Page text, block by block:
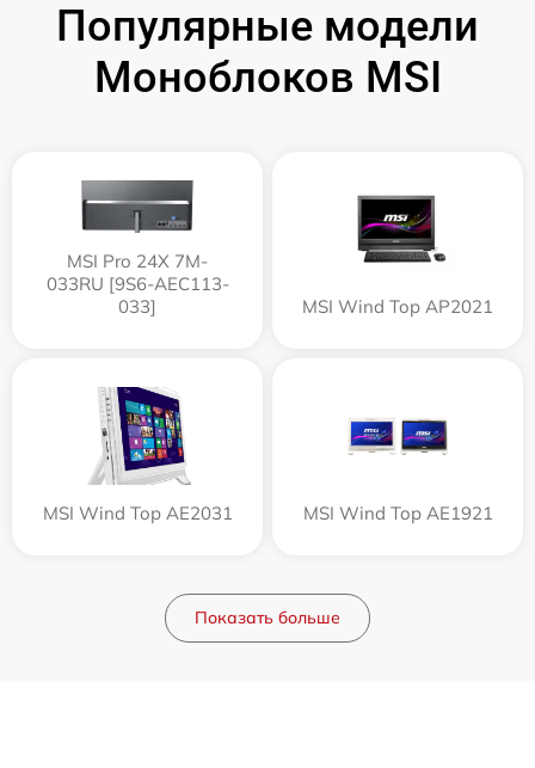
Популярные модели
Моноблоков MSI
MSI Pro 24X 7M-
033RU [9S6-AEC113-
033]
MSI Wind Top AP2021
MSI Wind Top AE2031 MSI Wind Top AE1921
Показать больше